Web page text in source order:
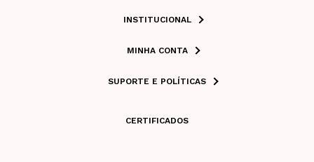
INSTITUCIONAL
MINHA CONTA
SUPORTE E POLÍTICAS
CERTIFICADOS